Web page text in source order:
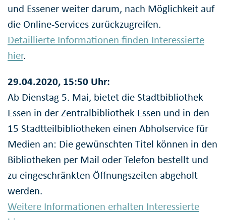
und Essener weiter darum, nach Möglichkeit auf
die Online-Services zurückzugreifen.
Detaillierte Informationen finden Interessierte
hier.
29.04.2020, 15:50 Uhr:
Ab Dienstag 5. Mai, bietet die Stadtbibliothek
Essen in der Zentralbibliothek Essen und in den
15 Stadtteilbibliotheken einen Abholservice für
Medien an: Die gewünschten Titel können in den
Bibliotheken per Mail oder Telefon bestellt und
zu eingeschränkten Öffnungszeiten abgeholt
werden.
Weitere Informationen erhalten Interessierte